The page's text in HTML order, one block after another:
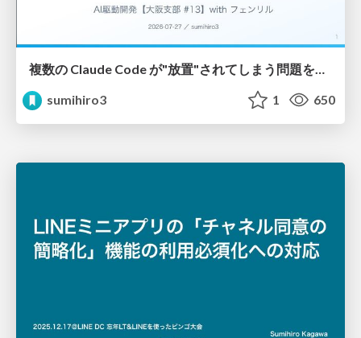
複数の Claude Code が"放置"されてしまう問題をCLI ダッシュボードを自作して解決した話
sumihiro3
1 650